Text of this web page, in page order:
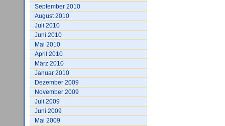
September 2010
August 2010
Juli 2010
Juni 2010
Mai 2010
April 2010
März 2010
Januar 2010
Dezember 2009
November 2009
Juli 2009
Juni 2009
Mai 2009